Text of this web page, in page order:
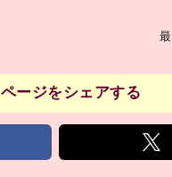
ージをシェアする